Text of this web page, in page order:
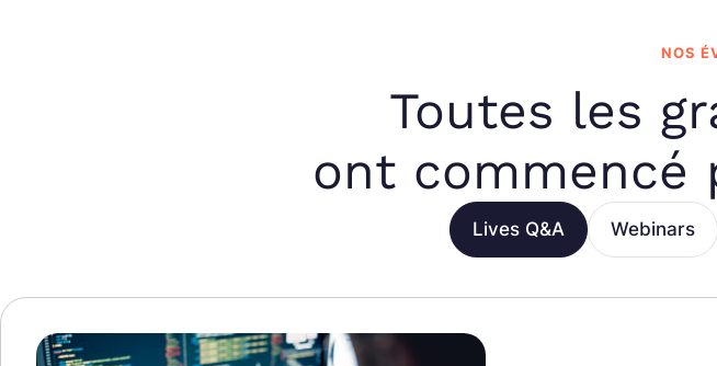
NOS
Toutes les
ont commencé
Lives Q&A Webinars